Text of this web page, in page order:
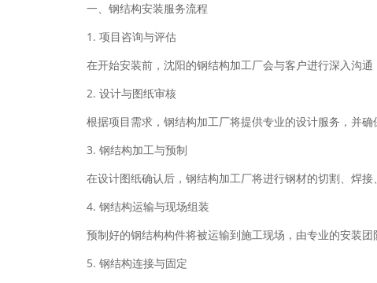
一、钢结构安装服务流程
1. 项目咨询与评估
在开始安装前，沈阳的钢结构加工厂会与客户进行深入沟
2. 设计与图纸审核
根据项目需求，钢结构加工厂将提供专业的设计服务，并
3. 钢结构加工与预制
在设计图纸确认后，钢结构加工厂将进行钢材的切割、焊
4. 钢结构运输与现场组装
预制好的钢结构构件将被运输到施工现场，由专业的安装
5. 钢结构连接与固定